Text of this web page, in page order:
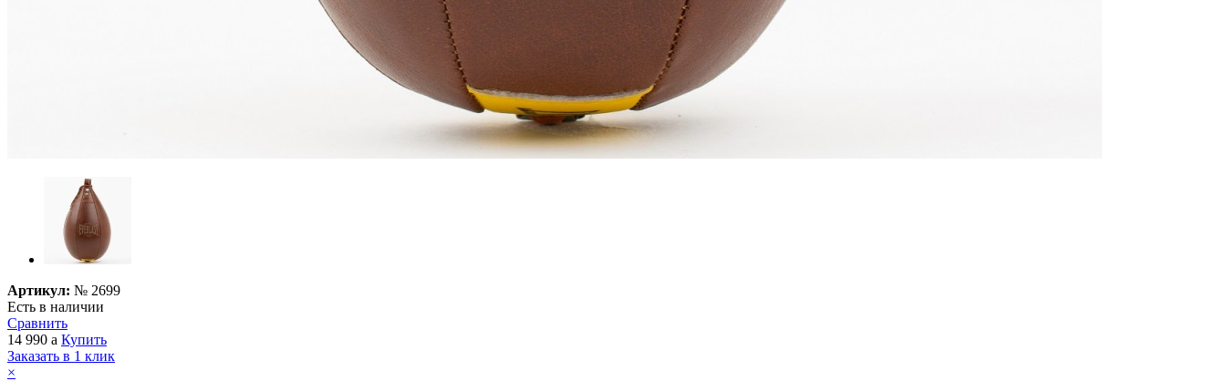
Артикул: № 2699
Есть в наличии
Сравнить
14 990 a Купить
Заказать в 1 клик
×